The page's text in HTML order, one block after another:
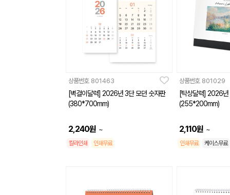
상품번호 801463
[벽걸이달력] 2026년 3단 모던 숫자판
(380*700mm)
2,240원 ~
칼라인쇄 인쇄무료
상품번호 801029
[탁상달력] 2026년
(255*200mm)
2,110원 ~
인쇄무료 케이스무료